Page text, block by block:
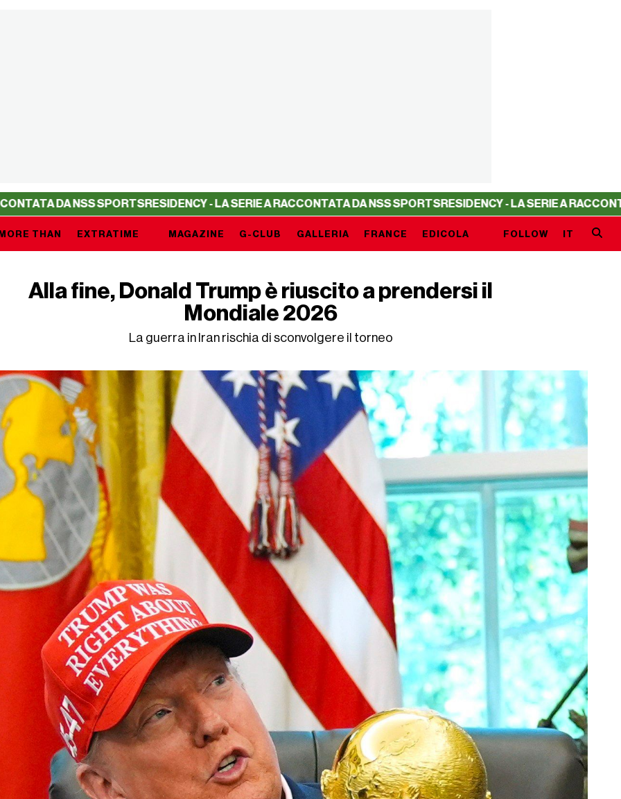
NSS SPORTSRESIDENCY - LA SERIE A RACCONTATA DA NSS SPORTSRESIDENCY - LA SERIE A RACCONTATA DA
EXTRATIME
THAN MAGAZINE G-CLUB GALLERIA FRANCE EDICOLA FOLLOW IT
Alla fine, Donald Trump è riuscito a prendersi il
Mondiale 2026
La guerra in Iran rischia di sconvolgere il torneo